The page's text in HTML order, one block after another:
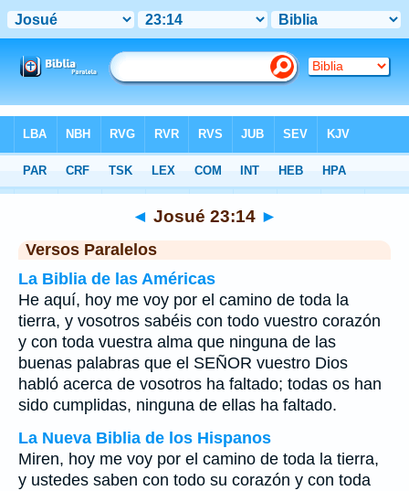
>Josué > Capítulo 23> Verso 14
◄ Josué 23:14 ►
Versos Paralelos
La Biblia de las Américas
He aquí, hoy me voy por el camino de toda la
tierra, y vosotros sabéis con todo vuestro corazón
y con toda vuestra alma que ninguna de las
buenas palabras que el SEÑOR vuestro Dios
habló acerca de vosotros ha faltado; todas os han
sido cumplidas, ninguna de ellas ha faltado.
La Nueva Biblia de los Hispanos
Miren, hoy me voy por el camino de toda la tierra,
y ustedes saben con todo su corazón y con toda